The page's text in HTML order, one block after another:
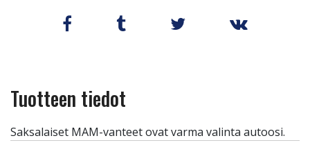
Tuotteen tiedot
Saksalaiset MAM-vanteet ovat varma valinta autoosi.